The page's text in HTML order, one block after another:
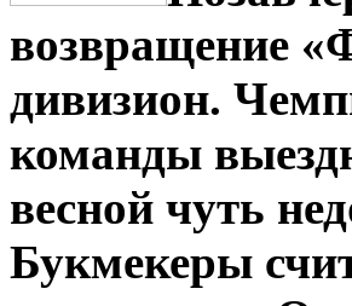
возвращение
дивизион.
команды
весной чуть
Букмекеры